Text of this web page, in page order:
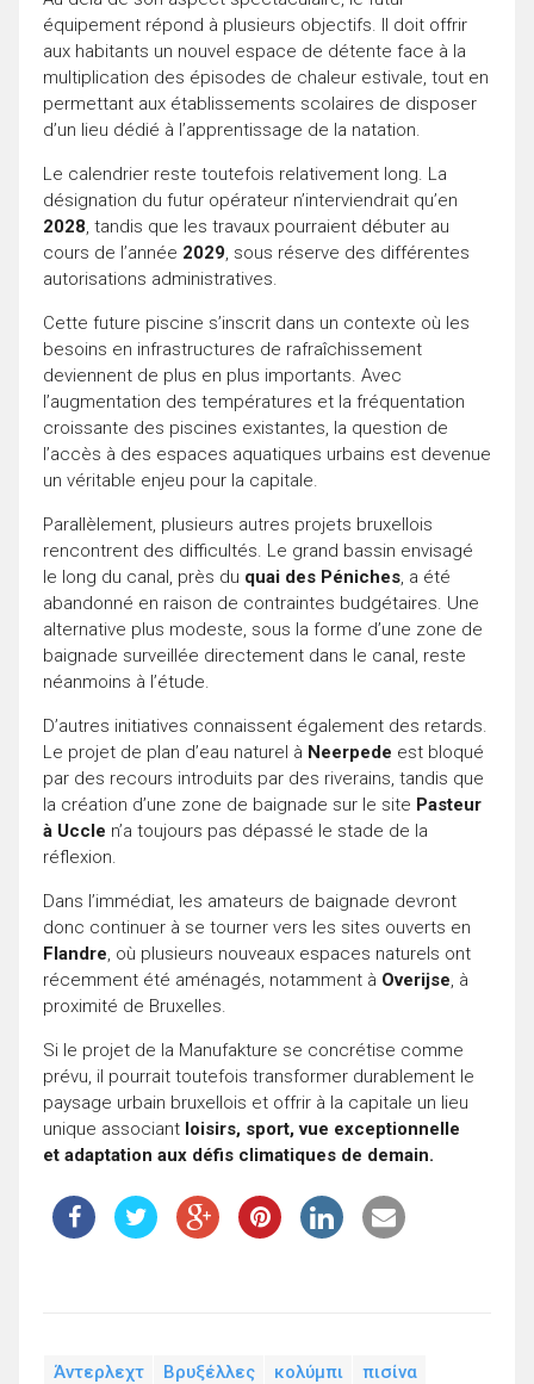
équipement répond à plusieurs objectifs. Il doit offrir
aux habitants un nouvel espace de détente face à la
multiplication des épisodes de chaleur estivale, tout en
permettant aux établissements scolaires de disposer
d’un lieu dédié à l’apprentissage de la natation.
Le calendrier reste toutefois relativement long. La
désignation du futur opérateur n’interviendrait qu’en
2028, tandis que les travaux pourraient débuter au
cours de l’année 2029, sous réserve des différentes
autorisations administratives.
Cette future piscine s’inscrit dans un contexte où les
besoins en infrastructures de rafraîchissement
deviennent de plus en plus importants. Avec
l’augmentation des températures et la fréquentation
croissante des piscines existantes, la question de
l’accès à des espaces aquatiques urbains est devenue
un véritable enjeu pour la capitale.
Parallèlement, plusieurs autres projets bruxellois
rencontrent des difficultés. Le grand bassin envisagé
le long du canal, près du quai des Péniches, a été
abandonné en raison de contraintes budgétaires. Une
alternative plus modeste, sous la forme d’une zone de
baignade surveillée directement dans le canal, reste
néanmoins à l’étude.
D’autres initiatives connaissent également des retards.
Le projet de plan d’eau naturel à Neerpede est bloqué
par des recours introduits par des riverains, tandis que
la création d’une zone de baignade sur le site Pasteur
à Uccle n’a toujours pas dépassé le stade de la
réflexion.
Dans l’immédiat, les amateurs de baignade devront
donc continuer à se tourner vers les sites ouverts en
Flandre, où plusieurs nouveaux espaces naturels ont
récemment été aménagés, notamment à Overijse, à
proximité de Bruxelles.
Si le projet de la Manufakture se concrétise comme
prévu, il pourrait toutefois transformer durablement le
paysage urbain bruxellois et offrir à la capitale un lieu
unique associant loisirs, sport, vue exceptionnelle
et adaptation aux défis climatiques de demain.
Άντερλεχτ Βρυξέλλες κολύμπι
πισίνα